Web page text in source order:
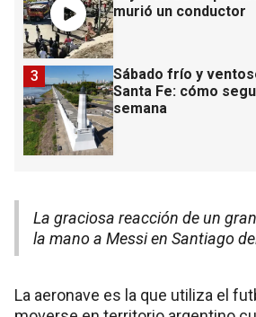
murió un conductor
Sábado frío y
Santa Fe: cómo
semana
3
La graciosa reacción de un
la mano a Messi en Santiago
La aeronave es la que utiliza el